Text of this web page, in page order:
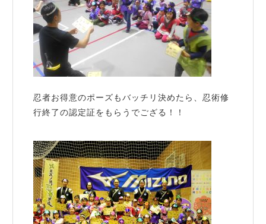
忍者お得意のポーズもバッチリ決めたら、忍術修
行終了の認定証をもらうでござる！！